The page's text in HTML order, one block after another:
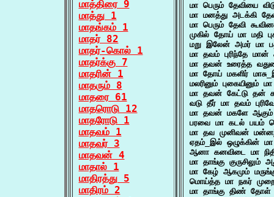
மாத்திரை 9
மாத்து 1
மாதங்கம் 1
மாதர் 82
மாதர்-கொல் 1
மாதர்க்கு 7
மாதரின் 1
மாதரும் 8
மாதரை 61
மாதரொடு 12
மாதரோடு 1
மாதவம் 1
மாதவர் 3
மாதவன் 4
மாதால் 1
மாதிரத்து 5
மாதிரம் 2
மா பெரும் தேவியை
மா மனத்து அடக்கி
மா பெரும் தேவி
முகில் தோய் மா மதி
மறு இலேன் அமர் மா
மா தவம் புரிந்தே
மா தவன் உரைத்த
மா தோய் மகளிர்
மலரினும்
மா தவன் கேட்டு தன்
வடு தீர் மா தவம்
மா தவன் மகளே
பரவை மா கடல் பயம்
மா தவ முனிவன்
ஏதம்_இல் ஒழுக்கின்
ஆனா கனவிடை மா
மா தாங்கு
மா கேழ் ஆகமும்
மொய்த்த மா நகர்
மா தாங்கு திண்